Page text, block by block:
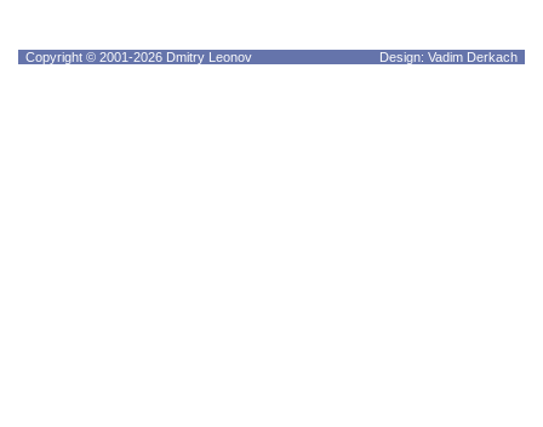
Copyright © 2001-2026 Dmitry Leonov Design: Vadim Derkach